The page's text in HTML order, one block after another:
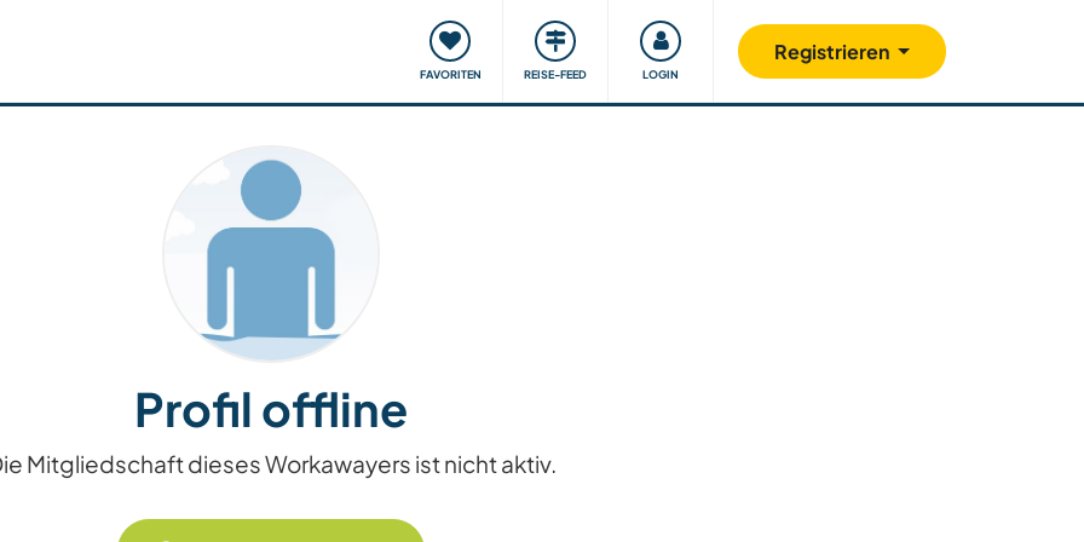
FAVORITEN REISE-FEED LOGIN
Registrieren
Reisen & Lernen Unsere Community Gutes tun
Profil offline
Mitgliedschaft dieses Workawayers ist nicht aktiv.